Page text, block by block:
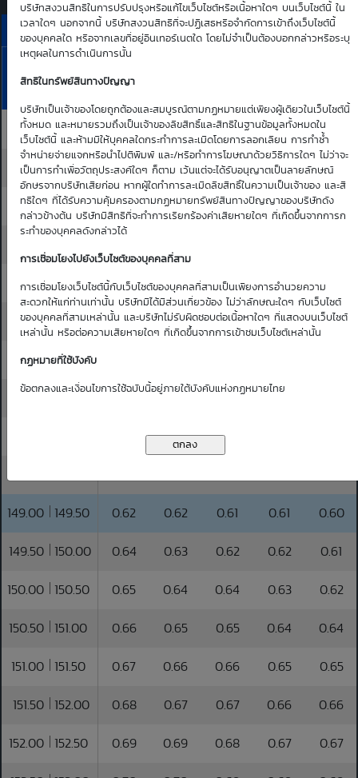
บริษัทสงวนสิทธิในการปรับปรุงหรือแก้ไขเว็บไซต์หรือเนื้อหาใดๆ บนเว็บไซต์นี้ ใน
เวลาใดๆ นอกจากนี้ บริษัทสงวนสิทธิที่จะปฏิเสธหรือจำกัดการเข้าถึงเว็บไซต์นี้
ของบุคคลใด หรือจากเลขที่อยู่อินเทอร์เนตใด โดยไม่จำเป็นต้องบอกกล่าวหรือระบุ
เหตุผลในการดำเนินการนั้น
สิทธิในทรัพย์สินทางปัญญา
บริษัทเป็นเจ้าของโดยถูกต้องและสมบูรณ์ตามกฏหมายแต่เพียงผู้เดียวในเว็บไซต์นี้
ทั้งหมด และหมายรวมถึงเป็นเจ้าของลิขสิทธิ์และสิทธิในฐานข้อมูลทั้งหมดใน
เว็บไซต์นี้ และห้ามมิให้บุคคลใดกระทำการละเมิดโดยการลอกเลียน การทำซ้ำ
จำหน่ายจ่ายแจกหรือนำไปตีพิมพ์ และ/หรือทำการโฆษณาด้วยวิธีการใดๆ ไม่ว่าจะ
เป็นการทำเพื่อวัตถุประสงค์ใดๆ ก็ตาม เว้นแต่จะได้รับอนุญาตเป็นลายลักษณ์
อักษรจากบริษัทเสียก่อน หากผู้ใดทำการละเมิดลิขสิทธิ์ในความเป็นเจ้าของ และสิ
ทธิใดๆ ที่ได้รับความคุ้มครองตามกฏหมายทรัพย์สินทางปัญญาของบริษัทดัง
กล่าวข้างต้น บริษัทมีสิทธิที่จะทำการเรียกร้องค่าเสียหายใดๆ ที่เกิดขึ้นจากการก
ระทำของบุคคลดังกล่าวได้
การเชื่อมโยงไปยังเว็บไซต์ของบุคคลที่สาม
การเชื่อมโยงเว็บไซต์นี้กับเว็บไซต์ของบุคคลที่สามเป็นเพียงการอำนวยความ
สะดวกให้แก่ท่านเท่านั้น บริษัทมิได้มีส่วนเกี่ยวข้อง ไม่ว่าลักษณะใดๆ กับเว็บไซต์
ของบุคคลที่สามเหล่านั้น และบริษัทไม่รับผิดชอบต่อเนื้อหาใดๆ ที่แสดงบนเว็บไซต์
เหล่านั้น หรือต่อความเสียหายใดๆ ที่เกิดขึ้นจากการเข้าชมเว็บไซต์เหล่านั้น
กฏหมายที่ใช้บังคับ
ข้อตกลงและเงื่อนไขการใช้ฉบับนี้อยู่ภายใต้บังคับแห่งกฏหมายไทย
ราคาเสนอซื้อคืนเบื้องต้นของ PTTEP01C2612A
Bid | Offer
10
Aug
26
144.00 144.50 0.52 0.52 0.51 0.51 0.50
144.50 145.00 0.53 0.53 0.52 0.52 0.51
145.00 145.50 0.54 0.54 0.53 0.53 0.52
146.00 146.50 0.56 0.56 0.55 0.55 0.54
146.50 147.00 0.57 0.57 0.56 0.56 0.55
147.00 147.50
147.50 148.00 0.59 0.59 0.58 0.58
0.60 0.59
149.00 149.50 0.62 0.62 0.61 0.61 0.60
149.50 150.00 0.64 0.63 0.62 0.62 0.61
150.00 150.50 0.65 0.64 0.64 0.63 0.62
150.50 151.00 0.66 0.65 0.65 0.64 0.64
151.00 151.50 0.67 0.66 0.66 0.65 0.65
151.50 152.00 0.68 0.67 0.67 0.66 0.66
152.00 152.50 0.69 0.69 0.68 0.67 0.67